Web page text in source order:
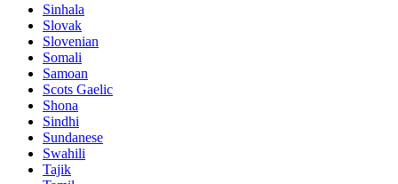
Sinhala
Slovak
Slovenian
Somali
Samoan
Scots Gaelic
Shona
Sindhi
Sundanese
Swahili
Tajik